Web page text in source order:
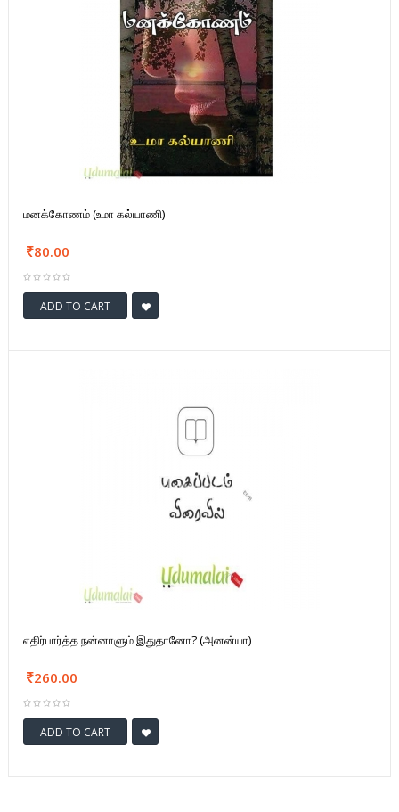
மனக்கோணம் (உமா கல்யாணி)
80.00
ADD TO CART
எதிர்பார்த்த நன்னாளும் இதுதானோ? (அனன்யா)
260.00
ADD TO CART